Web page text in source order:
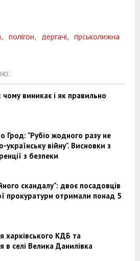
полігон, дергачі,
гірськолижна
виникає і як правильно
Грод: "Рубіо жодного разу не
українську війну". Висновки з
з безпеки
скандалу": двоє посадовців
прокуратури отримали понад 5
харківського КДБ та
в селі Велика Данилівка